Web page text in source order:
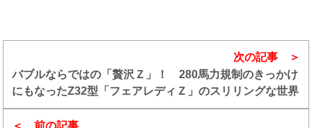
次の記事
バブルならではの「贅沢Ｚ」！ 280馬力規制のきっかけ
にもなったZ32型「フェアレディＺ」のスリリングな世界